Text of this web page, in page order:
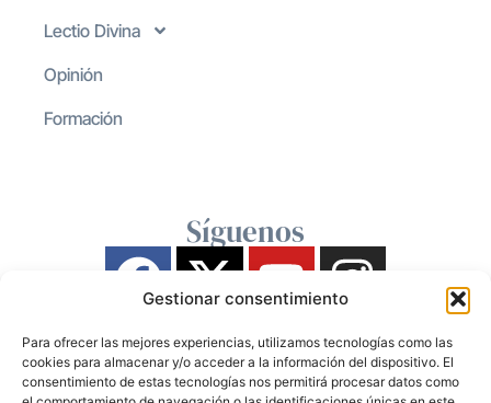
Gestionar consentimiento
Para ofrecer las mejores experiencias, utilizamos tecnologías como las
cookies para almacenar y/o acceder a la información del dispositivo. El
consentimiento de estas tecnologías nos permitirá procesar datos como
Lectio Divina
Opinión
Formación
Síguenos